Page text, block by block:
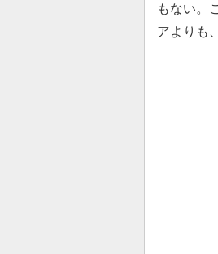
もない。
アよりも